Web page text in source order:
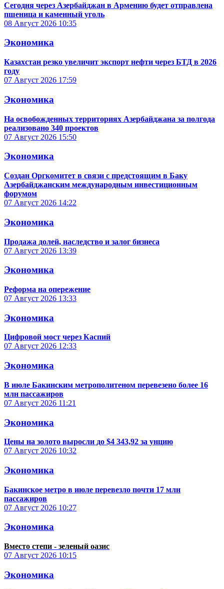
Сегодня через Азербайджан в Армению будет отправлена
пшеница и каменный уголь
08 Август 2026 10:35
Экономика
Казахстан резко увеличит экспорт нефти через БТД в 2026
году
07 Август 2026 17:59
Экономика
На освобожденных территориях Азербайджана за полгода
реализовано 340 проектов
07 Август 2026 15:50
Экономика
Создан Оргкомитет в связи с предстоящим в Баку
Азербайджанским международным инвестиционным
форумом
07 Август 2026 14:22
Экономика
Продажа долей, наследство и залог бизнеса
07 Август 2026 13:39
Экономика
Реформа на опережение
07 Август 2026 13:33
Экономика
Цифровой мост через Каспий
07 Август 2026 12:33
Экономика
В июле Бакинским метрополитеном перевезено более 16
млн пассажиров
07 Август 2026 11:21
Экономика
Цены на золото выросли до $4 343,92 за унцию
07 Август 2026 10:32
Экономика
Бакинское метро в июле перевезло почти 17 млн
пассажиров
07 Август 2026 10:27
Экономика
Вместо степи - зеленый оазис
07 Август 2026 10:15
Экономика